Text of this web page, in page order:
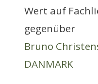
Wert auf
gegenüber
Bruno
DANMARK